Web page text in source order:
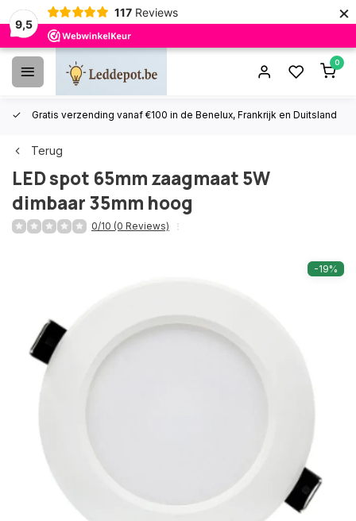
9,5
117 Reviews ×
0
Gratis verzending vanaf €100 in de Benelux, Frankrijk en Duitsland
Terug
LED spot 65mm zaagmaat 5W
dimbaar 35mm hoog
0/10 (0 Reviews)
-19%